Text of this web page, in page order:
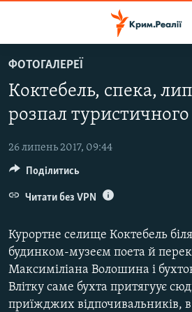
до
основного
матеріалу
Перейти
до
навігації
Перейти
пошуку
ВОДА.КРИМ
ВІДЕО ТА ФОТО
ПОЛІТИКА
БЛОГИ
ПОГЛЯД
ВСЕ ЗА ДЕНЬ
СПЕЦПРОЕКТИ
ДЕПОРТАЦІЯ
ЯК ОБІЙТИ БЛОКУВАННЯ
ФОТОГАЛЕРЕЇ
Коктебель, спека,
розпал туристичного
26 липень 2017, 09:44
Курортне селище Коктебель
будинком-музеєм поета й
Максиміліана Волошина і
Влітку саме бухта притягуує
приїжджих відпочивальників,
Поділитись
Читати без VPN